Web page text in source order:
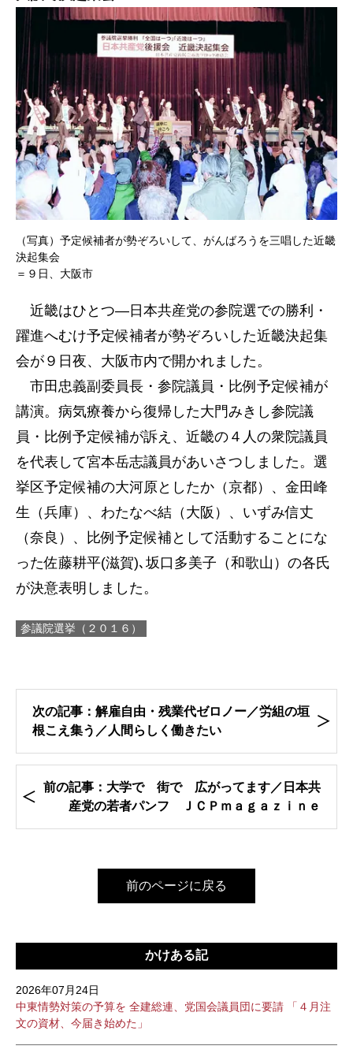
（写真）予定候補者が勢ぞろいして、がんばろうを三唱した近畿
決起集会
＝９日、大阪市
近畿はひとつ―日本共産党の参院選での勝利・
躍進へむけ予定候補者が勢ぞろいした近畿決起集
会が９日夜、大阪市内で開かれました。
市田忠義副委員長・参院議員・比例予定候補が
講演。病気療養から復帰した大門みきし参院議
員・比例予定候補が訴え、近畿の４人の衆院議員
を代表して宮本岳志議員があいさつしました。選
挙区予定候補の大河原としたか（京都）、金田峰
生（兵庫）、わたなべ結（大阪）、いずみ信丈
（奈良）、比例予定候補として活動することにな
った佐藤耕平(滋賀)､坂口多美子（和歌山）の各氏
が決意表明しました。
参議院選挙（２０１６）
次の記事：解雇自由・残業代ゼロノー／労組の垣
根こえ集う／人間らしく働きたい
前の記事：大学で 街で 広がってます／日本共
産党の若者パンフ ＪＣＰｍａｇａｚｉｎｅ
前のページに戻る
かけある記
2026年07月24日
中東情勢対策の予算を 全建総連、党国会議員団に要請 「４月注
文の資材、今届き始めた」